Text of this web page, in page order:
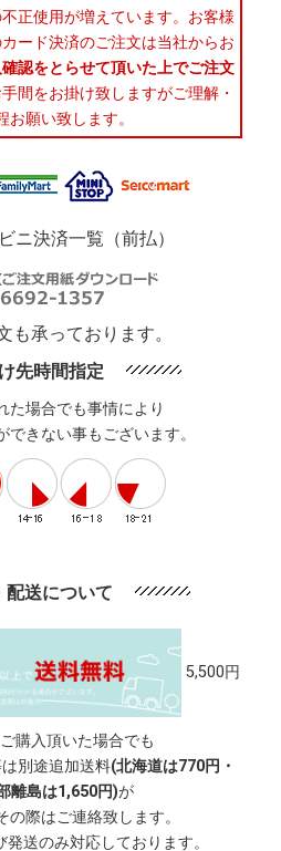
正使用が増えています。お客様
ード決済のご注文は当社からお
認をとらせて頂いた上でご注文
間をお掛け致しますがご理解・
お願い致します。
ニ決済一覧（前払）
も承っております。
先時間指定
た場合でも事情により
きない事もございます。
配送について
5,500円
購入頂いた場合でも
別途追加送料(北海道は770円・
離島は1,650円)が
の際はご連絡致します。
送のみ対応しております。